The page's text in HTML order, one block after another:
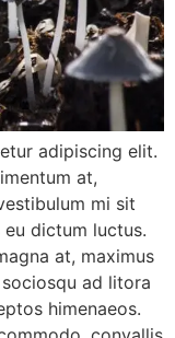
adipiscing elit.
at,
mi sit
dictum luctus.
at, maximus
ad litora
himenaeos.